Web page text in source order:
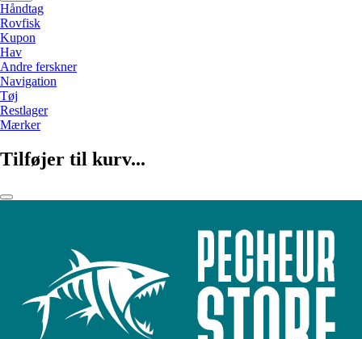
Håndtag
Rovfisk
Kupon
Hav
Andre ferskner
Navigation
Tøj
Restlager
Mærker
Tilføjer til kurv...